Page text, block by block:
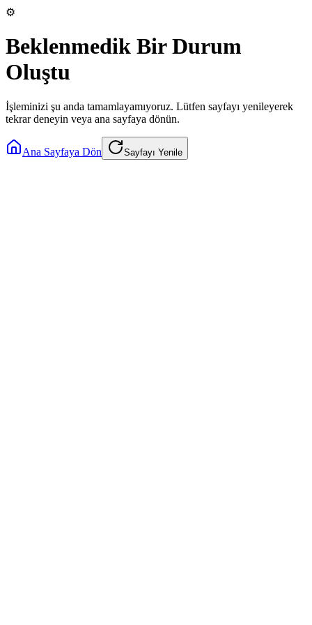
⚙️
Beklenmedik Bir Durum
Oluştu
İşleminizi şu anda tamamlayamıyoruz. Lütfen sayfayı yenileyerek
tekrar deneyin veya ana sayfaya dönün.
Ana Sayfaya Dön Sayfayı Yenile